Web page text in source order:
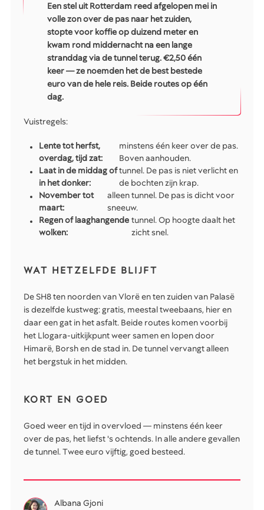
Een stel uit Rotterdam reed afgelopen mei in
volle zon over de pas naar het zuiden,
stopte voor koffie op duizend meter en
kwam rond middernacht na een lange
stranddag via de tunnel terug. €2,50 één
keer — ze noemden het de best bestede
euro van de hele reis. Beide routes op één
dag.
Vuistregels:
Lente tot herfst,
overdag, tijd zat:
minstens één keer over de pas.
Boven aanhouden.
Laat in de middag of
in het donker:
tunnel. De pas is niet verlicht en
de bochten zijn krap.
November tot
maart:
alleen tunnel. De pas is dicht voor
sneeuw.
Regen of laaghangende
wolken:
tunnel. Op hoogte daalt het
zicht snel.
WAT HETZELFDE BLIJFT
De SH8 ten noorden van Vlorë en ten zuiden van Palasë
is dezelfde kustweg: gratis, meestal tweebaans, hier en
daar een gat in het asfalt. Beide routes komen voorbij
het Llogara-uitkijkpunt weer samen en lopen door
Himarë, Borsh en de stad in. De tunnel vervangt alleen
het bergstuk in het midden.
KORT EN GOED
Goed weer en tijd in overvloed — minstens één keer
over de pas, het liefst 's ochtends. In alle andere gevallen
de tunnel. Twee euro vijftig, goed besteed.
Albana Gjoni